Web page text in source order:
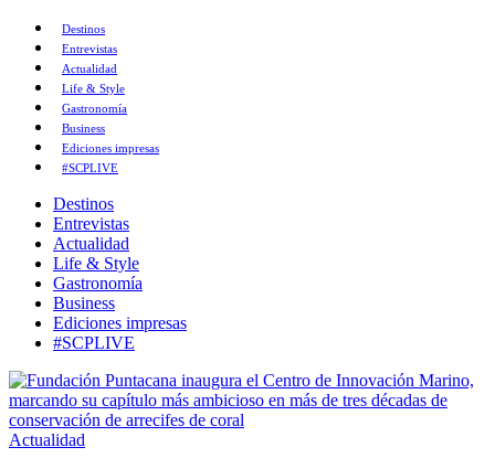
Destinos
Entrevistas
Actualidad
Life & Style
Gastronomía
Business
Ediciones impresas
#SCPLIVE
Destinos
Entrevistas
Actualidad
Life & Style
Gastronomía
Business
Ediciones impresas
#SCPLIVE
Actualidad